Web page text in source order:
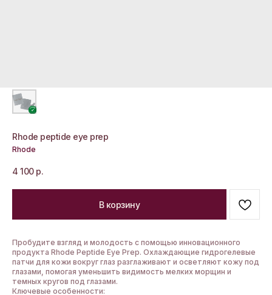
Rhode peptide eye prep
Rhode
4 100 р.
В корзину
Пробудите взгляд и молодость с помощью инновационного
продукта Rhode Peptide Eye Prep. Охлаждающие гидрогелевые
патчи для кожи вокруг глаз разглаживают и осветляют кожу под
глазами, помогая уменьшить видимость мелких морщин и
темных кругов под глазами.
Ключевые особенности: